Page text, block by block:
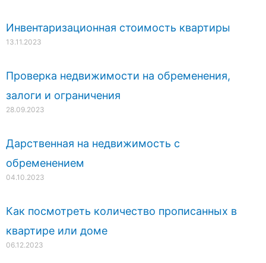
Инвентаризационная стоимость квартиры
13.11.2023
Проверка недвижимости на обременения,
залоги и ограничения
28.09.2023
Дарственная на недвижимость с
обременением
04.10.2023
Как посмотреть количество прописанных в
квартире или доме
06.12.2023